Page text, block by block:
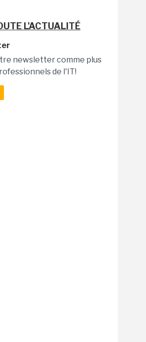
L'ACTUALITÉ
newsletter comme plus
de l'IT!